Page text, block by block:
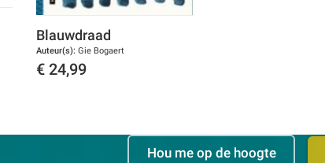
Blauwdraad
Auteur(s): Gie Bogaert
€ 24,99
Hou me op de hoogte